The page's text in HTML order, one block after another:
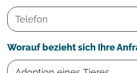
Worauf bezieht sich Ihre